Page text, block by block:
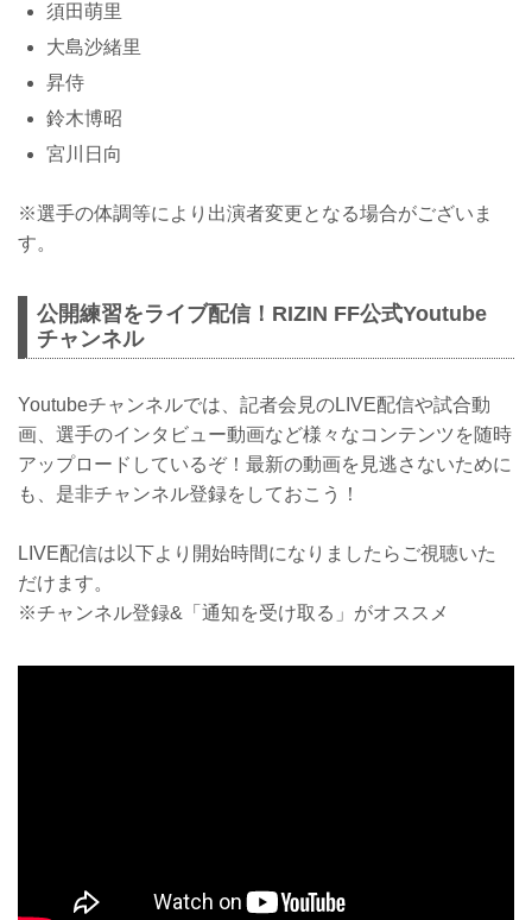
須田萌里
大島沙緒里
昇侍
鈴木博昭
宮川日向
※選手の体調等により出演者変更となる場合がございま
す。
公開練習をライブ配信！RIZIN FF公式Youtube
チャンネル
Youtubeチャンネルでは、記者会見のLIVE配信や試合動
画、選手のインタビュー動画など様々なコンテンツを随時
アップロードしているぞ！最新の動画を見逃さないために
も、是非チャンネル登録をしておこう！
LIVE配信は以下より開始時間になりましたらご視聴いた
だけます。
※チャンネル登録&「通知を受け取る」がオススメ